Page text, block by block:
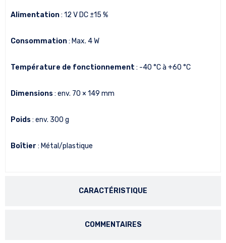
CARACTÉRISTIQUE
COMMENTAIRES
Alimentation: 12 V DC ±15 %
Consommation: Max. 4 W
Température de fonctionnement : -40 °C à +60 °C
Dimensions : env. 70 × 149 mm
Poids : env. 300 g
Boîtier : Métal/plastique